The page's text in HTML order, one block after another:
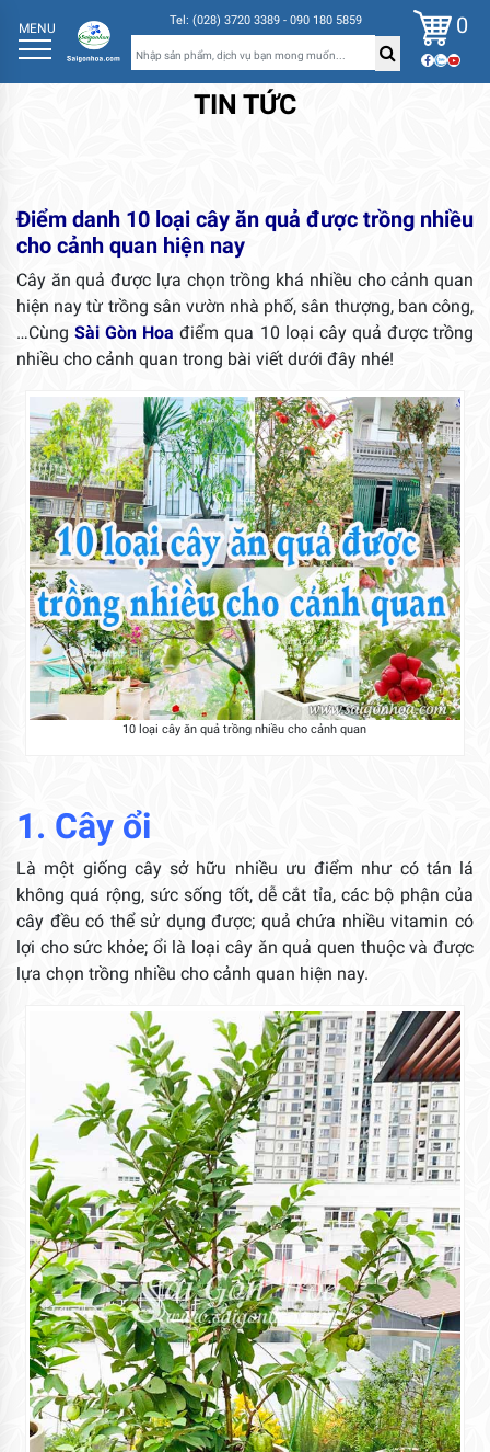
MENU Tel: (028) 3720 3389 - 090 180 5859 0
TIN TỨC
Điểm danh 10 loại cây ăn quả được trồng nhiều
cho cảnh quan hiện nay
Cây ăn quả được lựa chọn trồng khá nhiều cho cảnh quan
hiện nay từ trồng sân vườn nhà phố, sân thượng, ban công,
…CùngSài Gòn Hoa điểm qua 10 loại cây quả được trồng
nhiều cho cảnh quan trong bài viết dưới đây nhé!
10 loại cây ăn quả trồng nhiều cho cảnh quan
1. Cây ổi
Là một giống cây sở hữu nhiều ưu điểm như có tán lá
không quá rộng, sức sống tốt, dễ cắt tỉa, các bộ phận của
cây đều có thể sử dụng được; quả chứa nhiều vitamin có
lợi cho sức khỏe; ổi là loại cây ăn quả quen thuộc và được
lựa chọn trồng nhiều cho cảnh quan hiện nay.